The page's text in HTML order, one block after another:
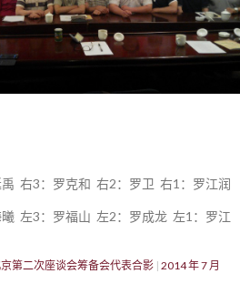
右3：罗克和 右2：罗卫 右1：罗江润
左3：罗福山 左2：罗成龙 左1：罗江
第二次座谈会筹备会代表合影 2014 年 7 月